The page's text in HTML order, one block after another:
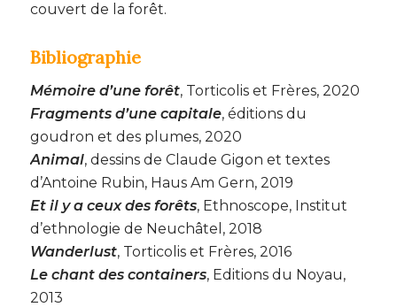
couvert de la forêt.
Bibliographie
Mémoire d’une forêt, Torticolis et Frères, 2020
Fragments d’une capitale, éditions du
goudron et des plumes, 2020
Animal, dessins de Claude Gigon et textes
d’Antoine Rubin, Haus Am Gern, 2019
Et il y a ceux des forêts, Ethnoscope, Institut
d’ethnologie de Neuchâtel, 2018
Wanderlust, Torticolis et Frères, 2016
Le chant des containers, Editions du Noyau,
2013